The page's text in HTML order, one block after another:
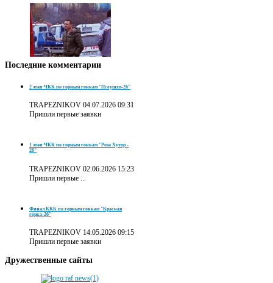
Последние комментарии
2 этап ЧКК по горным гонкам "Псеушхо-26"
TRAPEZNIKOV 04.07.2026 09:31
Пришли первые заявки
1 этап ЧКК по горным гонкам "Роза Хутор -
26"
TRAPEZNIKOV 02.06.2026 15:23
Пришли первые ...
Финал ККК по горным гонкам "Красная
горка-26"
TRAPEZNIKOV 14.05.2026 09:15
Пришли первые заявки
Дружественные сайты